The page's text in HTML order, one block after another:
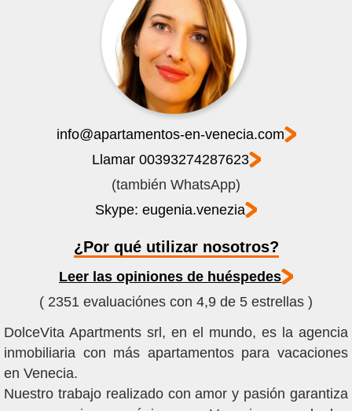
info@apartamentos-en-venecia.com
Llamar 00393274287623
(también WhatsApp)
Skype: eugenia.venezia
¿Por qué utilizar nosotros?
Leer las opiniones de huéspedes
( 2351 evaluaciónes con 4,9 de 5 estrellas )
DolceVita Apartments srl, en el mundo, es la agencia
inmobiliaria con más apartamentos para vacaciones
en Venecia.
Nuestro trabajo realizado con amor y pasión garantiza
VER DISPONIBILIDAD